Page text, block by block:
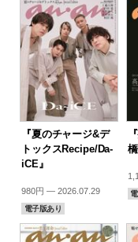
『夏のチャージ&デ
トックスRecipe/Da-
iCE』
980円 — 2026.07.29
電子版あり
橋